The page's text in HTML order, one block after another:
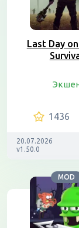
Last Day
1436
20.07.2026
v1.50.0
MOD